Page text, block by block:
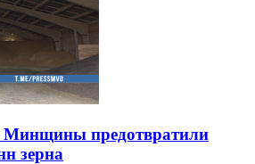
предотвратили
зерна